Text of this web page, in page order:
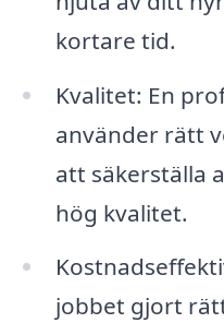
kortare tid.
Kvalitet: En
använder rätt
att säkerställa
hög kvalitet.
jobbet gjort